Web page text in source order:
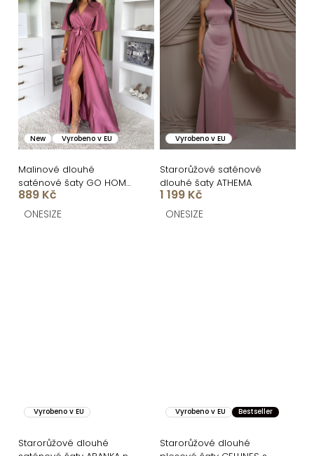
New Vyrobeno v EU
Malinové dlouhé
saténové šaty GO HOME
s krátkým rukávem a
rozparkem
889 Kč
ONESIZE
Vyrobeno v EU
Starorůžové saténové
dlouhé šaty ATHEMA
1 199 Kč
ONESIZE
Vyrobeno v EU
Starorůžové dlouhé
Vyrobeno v EU Bestseller
Starorůžové dlouhé